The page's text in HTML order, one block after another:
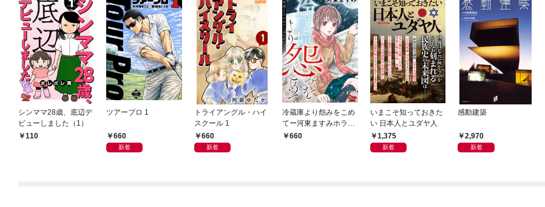
シンママ28歳、底辺デ
ビューしました（1）
110
ツアープロ 1
660
新着
トライアングル・ハイ
スクール 1
660
新着
冷蔵庫より怨みをこめ
てー河東ますみホラー
コレクション 1ー
660
いまこそ知っておきた
い 日本人とユダヤ人
1,375
新着
感動建築
2,970
新着